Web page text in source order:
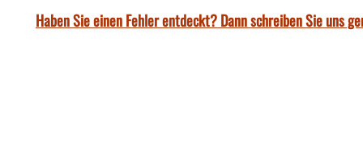
Haben Sie einen Fehler entdeckt? Dann schreiben Sie uns